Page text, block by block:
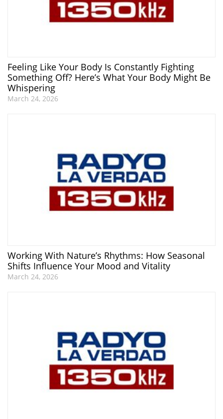
Feeling Like Your Body Is Constantly Fighting
Something Off? Here’s What Your Body Might Be
Whispering
March 24, 2026
Working With Nature’s Rhythms: How Seasonal
Shifts Influence Your Mood and Vitality
March 24, 2026